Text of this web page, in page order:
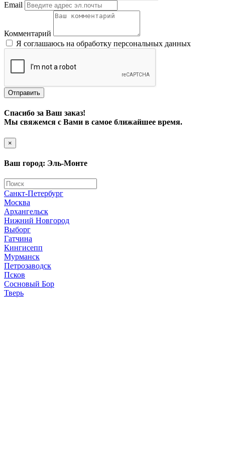
Email
Комментарий
Я соглашаюсь на обработку персональных данных
Отправить
Спасибо за Ваш заказ!
Мы свяжемся с Вами в самое ближайшее время.
×
Ваш город: Эль-Монте
Санкт-Петербург
Москва
Архангельск
Нижний Новгород
Выборг
Гатчина
Кингисепп
Мурманск
Петрозаводск
Псков
Сосновый Бор
Тверь